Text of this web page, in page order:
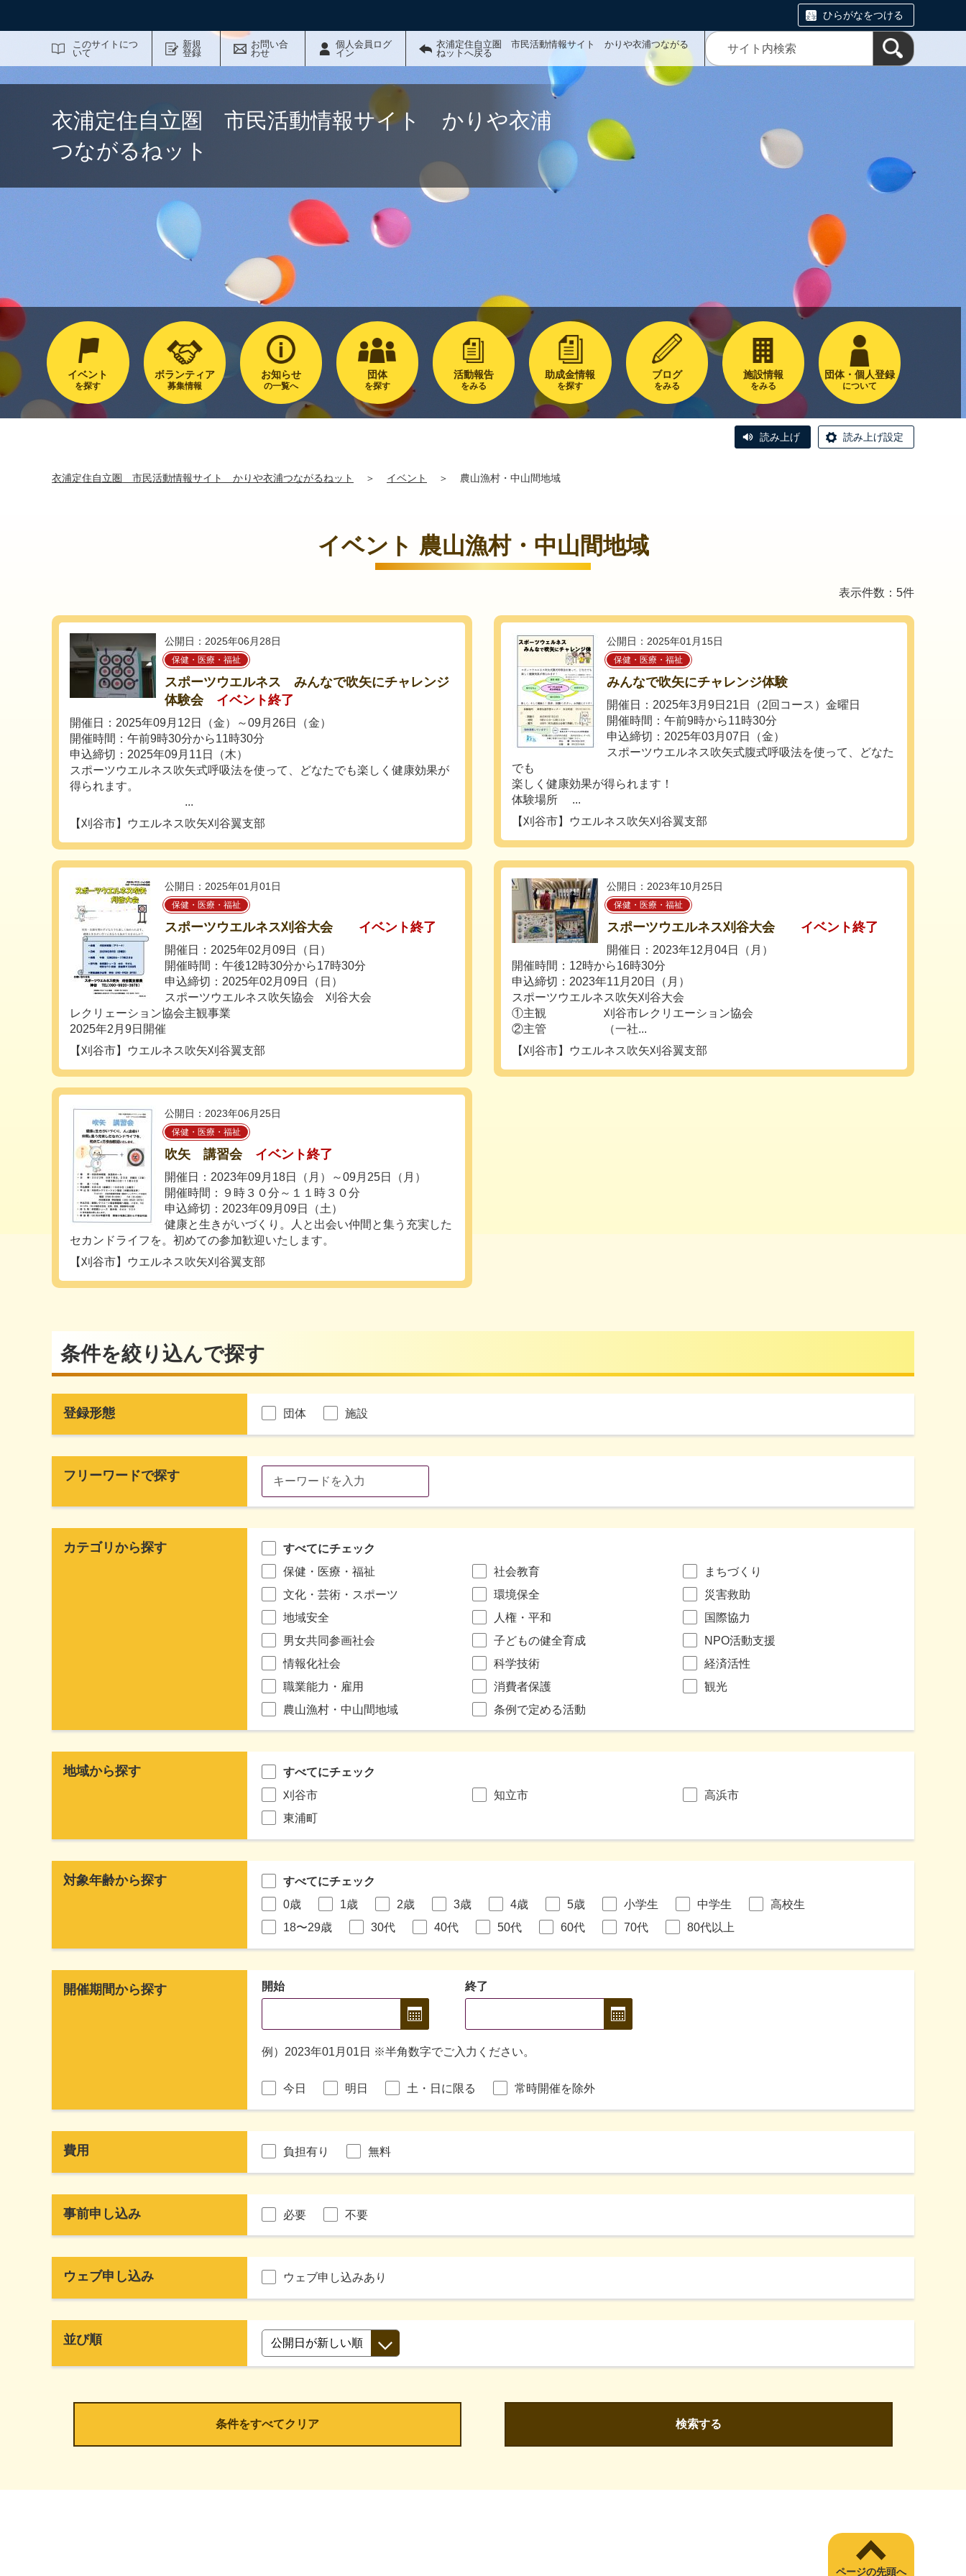
ひらがなをつける
このサイトにつ
いて
新規
登録
お問い合
わせ
個人会員ログ
イン
衣浦定住自立圏 市民活動情報サイト かりや衣浦つながる
ねットへ戻る
衣浦定住自立圏 市民活動情報サイト かりや衣浦
つながるねット
イベント
を探す
ボランティア
募集情報
お知らせ
の一覧へ
団体
を探す
活動報告
をみる
助成金情報
を探す
ブログ
をみる
施設情報
をみる
団体・個人登録
について
読み上げ 読み上げ設定
衣浦定住自立圏 市民活動情報サイト かりや衣浦つながるねット ＞ イベント ＞ 農山漁村・中山間地域
イベント 農山漁村・中山間地域
表示件数：5件
公開日：2025年06月28日
保健・医療・福祉
スポーツウエルネス みんなで吹矢にチャレンジ
体験会
イベント終了
開催日：2025年09月12日（金）～09月26日（金）
開催時間：午前9時30分から11時30分
申込締切：2025年09月11日（木）
スポーツウエルネス吹矢式呼吸法を使って、どなたでも楽しく健康効果が
得られます。
...
【刈谷市】ウエルネス吹矢刈谷翼支部
公開日：2025年01月15日
保健・医療・福祉
みんなで吹矢にチャレンジ体験
開催日：2025年3月9日21日（2回コース）金曜日
開催時間：午前9時から11時30分
申込締切：2025年03月07日（金）
スポーツウエルネス吹矢式腹式呼吸法を使って、どなた
でも
楽しく健康効果が得られます！
体験場所 ...
【刈谷市】ウエルネス吹矢刈谷翼支部
公開日：2025年01月01日
保健・医療・福祉
スポーツウエルネス刈谷大会 イベント終了
開催日：2025年02月09日（日）
開催時間：午後12時30分から17時30分
申込締切：2025年02月09日（日）
スポーツウエルネス吹矢協会 刈谷大会
レクリェーション協会主観事業
2025年2月9日開催
【刈谷市】ウエルネス吹矢刈谷翼支部
公開日：2023年10月25日
保健・医療・福祉
スポーツウエルネス刈谷大会 イベント終了
開催日：2023年12月04日（月）
開催時間：12時から16時30分
申込締切：2023年11月20日（月）
スポーツウエルネス吹矢刈谷大会
①主観 刈谷市レクリエーション協会
②主管 （一社...
【刈谷市】ウエルネス吹矢刈谷翼支部
公開日：2023年06月25日
保健・医療・福祉
吹矢 講習会 イベント終了
開催日：2023年09月18日（月）～09月25日（月）
開催時間：９時３０分～１１時３０分
申込締切：2023年09月09日（土）
健康と生きがいづくり。人と出会い仲間と集う充実した
セカンドライフを。初めての参加歓迎いたします。
【刈谷市】ウエルネス吹矢刈谷翼支部
条件を絞り込んで探す
登録形態 団体 施設
フリーワードで探す
カテゴリから探す
すべてにチェック
保健・医療・福祉
社会教育
まちづくり
文化・芸術・スポーツ
環境保全
災害救助
地域安全
人権・平和
国際協力
男女共同参画社会
子どもの健全育成
NPO活動支援
情報化社会
科学技術
経済活性
職業能力・雇用
消費者保護
観光
農山漁村・中山間地域
条例で定める活動
地域から探す
すべてにチェック
刈谷市
知立市
高浜市
東浦町
対象年齢から探す
すべてにチェック
0歳
1歳 2歳 3歳 4歳 5歳 小学生 中学生
高校生
18〜29歳
30代 40代 50代 60代 70代 80代以上
開催期間から探す 開始 終了
例）2023年01月01日 ※半角数字でご入力ください。
今日 明日 土・日に限る 常時開催を除外
費用 負担有り 無料
事前申し込み 必要 不要
ウェブ申し込み ウェブ申し込みあり
並び順
検索する
ページの先頭へ